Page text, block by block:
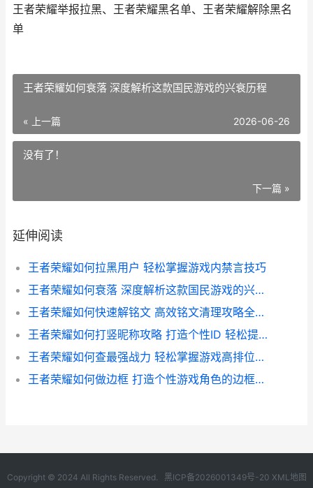
王者荣耀举报拉黑、王者荣耀黑名单、王者荣耀解除黑名
单
王者荣耀如何衰落 深度解析这款国民游戏的兴衰历程
« 上一篇 2026-06-26
没有了！
下一篇 »
延伸阅读
王者荣耀如何拉黑用户 轻松掌握游戏内禁言技巧
王者荣耀如何衰落 深度解析这款国民游戏的兴衰历程
王者荣耀如何快速解铭文 高效铭文清理攻略全解析
王者荣耀如何打竖昵称攻略 打造个性ID 轻松提升游戏魅力
王者荣耀如何查最强战力 轻松掌握游戏高排位玩家秘籍
王者荣耀如何做边框 打造个性游戏角色的边框技巧解析
Copyright © 2024 All Rights Reserved. 黑ICP备2026001349号-20 XML地图